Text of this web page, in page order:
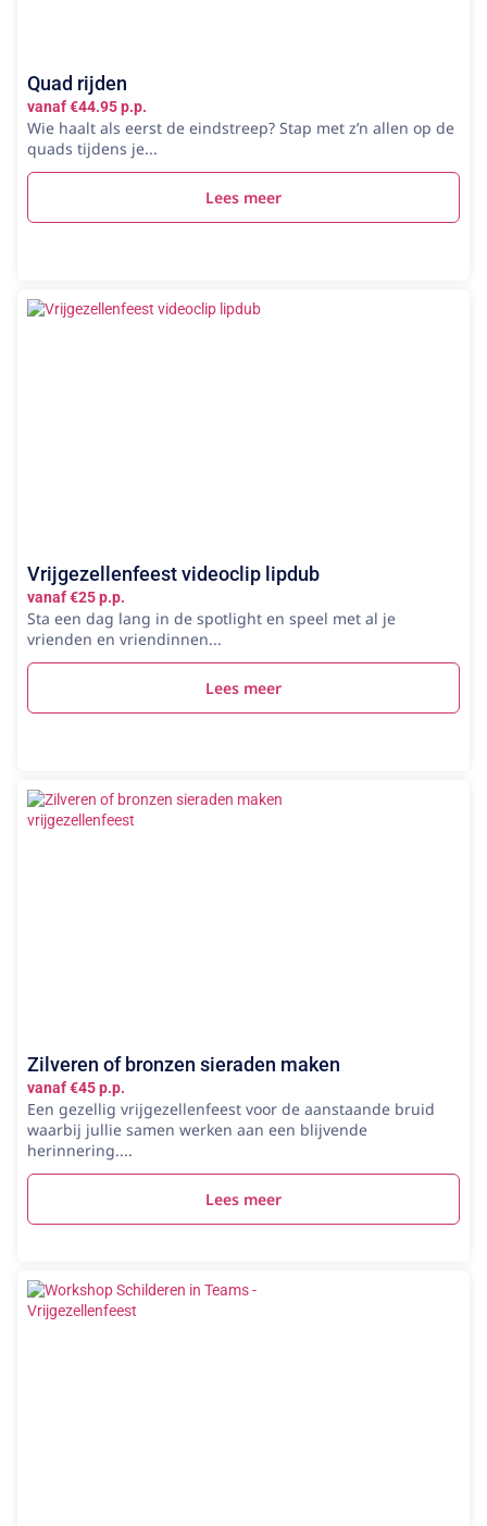
Quad rijden
vanaf €44.95 p.p.
Wie haalt als eerst de eindstreep? Stap met z’n allen op de
quads tijdens je...
Lees meer
Vrijgezellenfeest videoclip lipdub
vanaf €25 p.p.
Sta een dag lang in de spotlight en speel met al je
vrienden en vriendinnen...
Lees meer
Zilveren of bronzen sieraden maken
vanaf €45 p.p.
Een gezellig vrijgezellenfeest voor de aanstaande bruid
waarbij jullie samen werken aan een blijvende
herinnering....
Lees meer